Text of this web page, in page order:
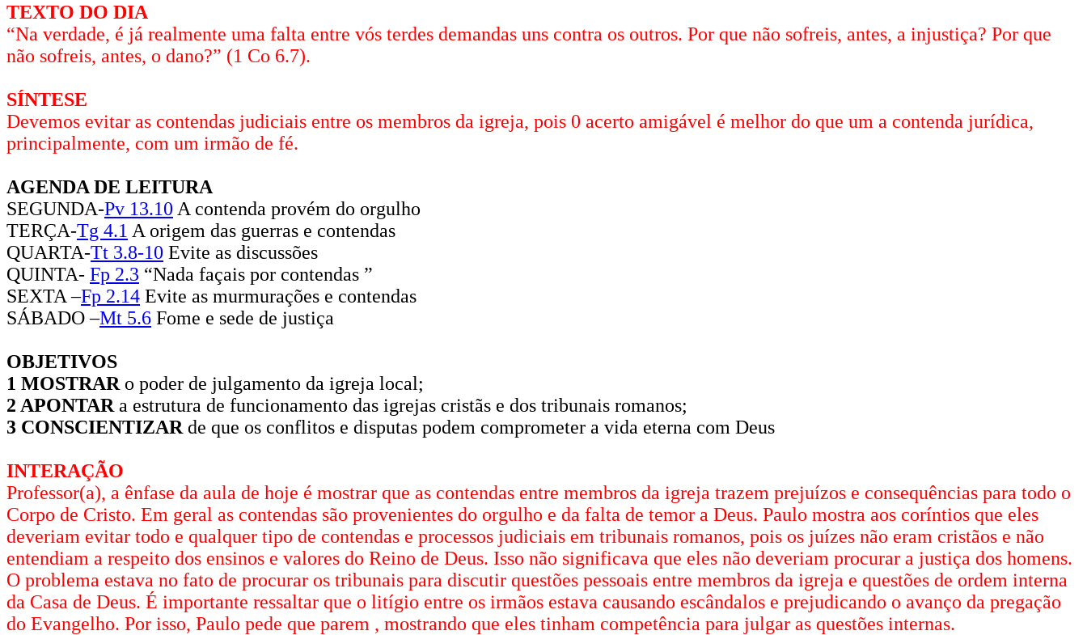
TEXTO DO DIA
“Na verdade, é já realmente uma falta entre vós terdes demandas uns contra os outros. Por que não sofreis, antes, a injustiça? Por que
não sofreis, antes, o dano?” (1 Co 6.7).
SÍNTESE
Devemos evitar as contendas judiciais entre os membros da igreja, pois 0 acerto amigável é melhor do que um a contenda jurídica,
principalmente, com um irmão de fé.
AGENDA DE LEITURA
SEGUNDA-Pv 13.10 A contenda provém do orgulho
TERÇA-Tg 4.1 A origem das guerras e contendas
QUARTA-Tt 3.8-10 Evite as discussões
QUINTA- Fp 2.3 “Nada façais por contendas ”
SEXTA –Fp 2.14 Evite as murmurações e contendas
SÁBADO –Mt 5.6 Fome e sede de justiça
OBJETIVOS
1 MOSTRAR o poder de julgamento da igreja local;
2 APONTAR a estrutura de funcionamento das igrejas cristãs e dos tribunais romanos;
3 CONSCIENTIZAR de que os conflitos e disputas podem comprometer a vida eterna com Deus
INTERAÇÃO
Professor(a), a ênfase da aula de hoje é mostrar que as contendas entre membros da igreja trazem prejuízos e consequências para todo o
Corpo de Cristo. Em geral as contendas são provenientes do orgulho e da falta de temor a Deus. Paulo mostra aos coríntios que eles
deveriam evitar todo e qualquer tipo de contendas e processos judiciais em tribunais romanos, pois os juízes não eram cristãos e não
entendiam a respeito dos ensinos e valores do Reino de Deus. Isso não significava que eles não deveriam procurar a justiça dos homens.
O problema estava no fato de procurar os tribunais para discutir questões pessoais entre membros da igreja e questões de ordem interna
da Casa de Deus. É importante ressaltar que o litígio entre os irmãos estava causando escândalos e prejudicando o avanço da pregação
do Evangelho. Por isso, Paulo pede que parem , mostrando que eles tinham competência para julgar as questões internas.